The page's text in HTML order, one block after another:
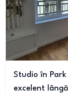
Studio în
excelent